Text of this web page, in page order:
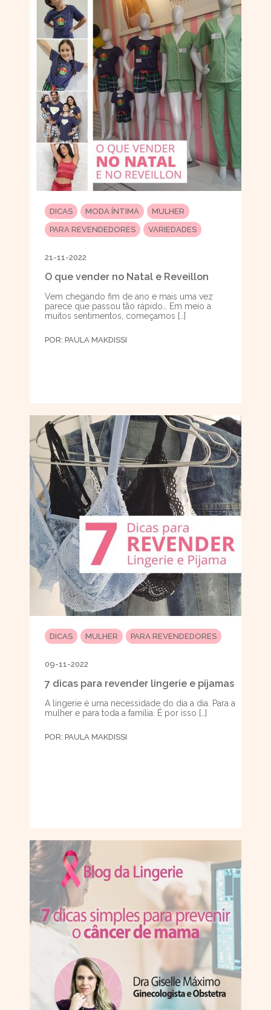
DICAS MODA ÍNTIMA
MULHER
PARA REVENDEDORES
VARIEDADES
21-11-2022
O que vender no Natal e Reveillon
Vem chegando fim de ano e mais uma vez
parece que passou tão rápido… Em meio a
muitos sentimentos, começamos […]
POR: PAULA MAKDISSI
DICAS MULHER PARA REVENDEDORES
09-11-2022
7 dicas para revender lingerie e pijamas
A lingerie é uma necessidade do dia a dia. Para a
mulher e para toda a família. É por isso […]
POR: PAULA MAKDISSI